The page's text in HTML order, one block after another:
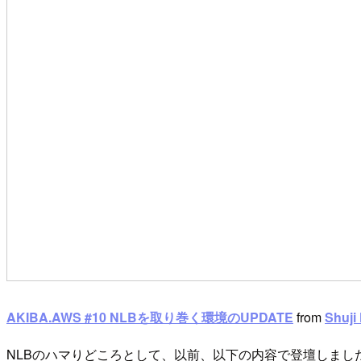
AKIBA.AWS #10 NLBを取り巻く環境のUPDATE fromShuji
NLBのハマりどころとして、以前、以下の内容で登壇しまし